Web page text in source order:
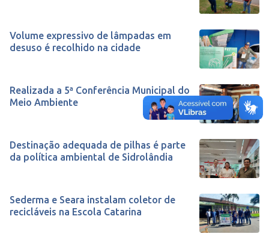
Volume expressivo de lâmpadas em
desuso é recolhido na cidade
Realizada a 5ª Conferência Municipal do
Meio Ambiente
Destinação adequada de pilhas é parte
da política ambiental de Sidrolândia
Sederma e Seara instalam coletor de
recicláveis na Escola Catarina